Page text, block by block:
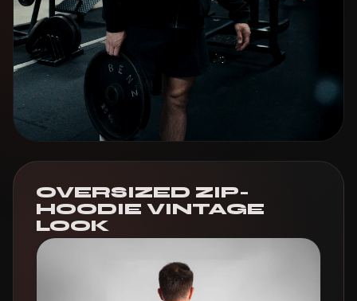
OVERSIZED ZIP-
HOODIE VINTAGE
LOOK